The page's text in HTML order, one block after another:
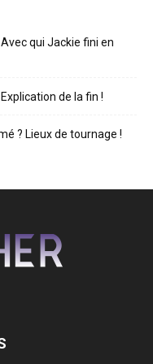
qui Jackie fini en
de la fin !
? Lieux de tournage !